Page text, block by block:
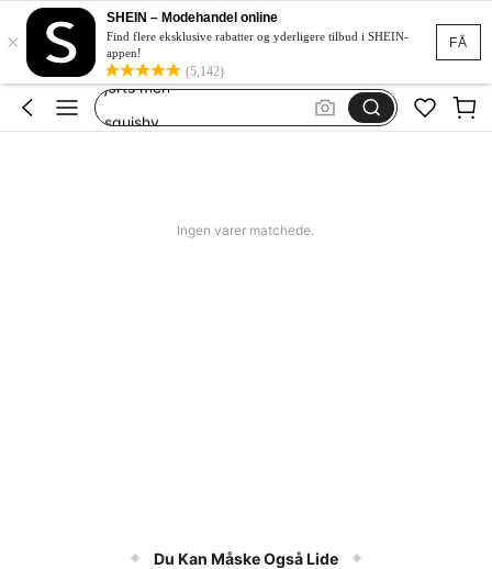
FÅ
×
SHEIN – Modehandel online
Find flere eksklusive rabatter og yderligere tilbud i SHEIN-
appen!
(5,142)
missguided
jorts men
Ingen varer matchede.
Du Kan Måske Også Lide